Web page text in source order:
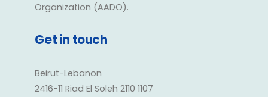
Organization (AADO).
Get in touch
Beirut-Lebanon
2416-11 Riad El Soleh 2110 1107